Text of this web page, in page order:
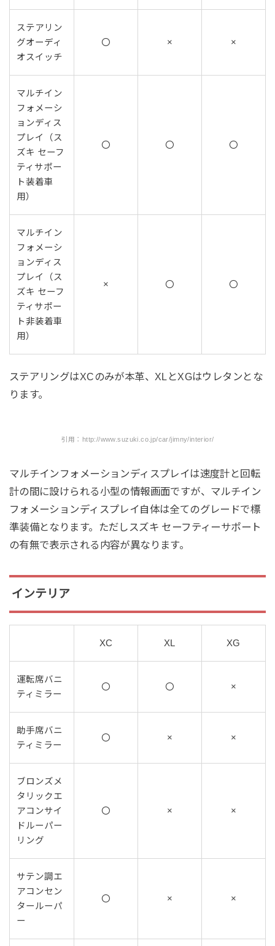
ステアリン
グオーディ
オスイッチ
〇 × ×
マルチイン
フォメーシ
ョンディス
プレイ（ス
ズキ セーフ
ティサポー
ト装着車
用）
〇 〇 〇
マルチイン
フォメーシ
ョンディス
プレイ（ス
ズキ セーフ
ティサポー
ト非装着車
用）
× 〇 〇
ステアリングはXCのみが本革、XLとXGはウレタンとな
ります。
引用：http://www.suzuki.co.jp/car/jimny/interior/
マルチインフォメーションディスプレイは速度計と回転
計の間に設けられる小型の情報画面ですが、マルチイン
フォメーションディスプレイ自体は全てのグレードで標
準装備となります。ただしスズキ セーフティーサポート
の有無で表示される内容が異なります。
インテリア
XC XL XG
運転席バニ
ティミラー
〇 〇 ×
助手席バニ
ティミラー
〇 × ×
ブロンズメ
タリックエ
アコンサイ
ドルーパー
リング
〇 × ×
サテン調エ
アコンセン
タールーパ
ー
〇 × ×